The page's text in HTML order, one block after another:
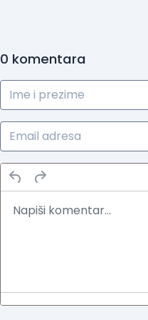
0 komentara